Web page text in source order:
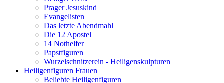
Prager Jesuskind
Evangelisten
Das letzte Abendmahl
Die 12 Apostel
14 Nothelfer
Papstfiguren
Wurzelschnitzerein - Heiligenskulpturen
Heiligenfiguren Frauen
Beliebte Heiligenfiguren